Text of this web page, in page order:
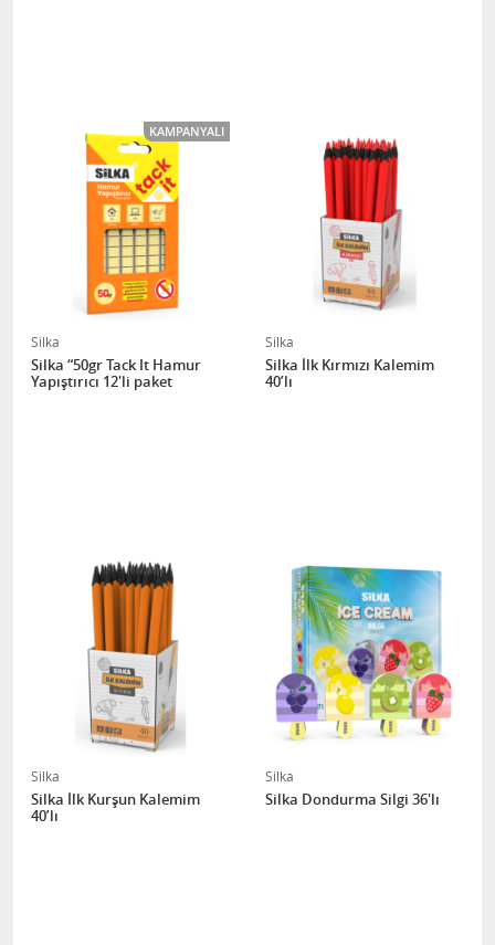
KAMPANYALI
Silka
Silka “50gr Tack It Hamur
Yapıştırıcı 12'li paket
Silka
Silka İlk Kırmızı Kalemim
40’lı
Silka
Silka İlk Kurşun Kalemim
40’lı
Silka
Silka Dondurma Silgi 36'lı